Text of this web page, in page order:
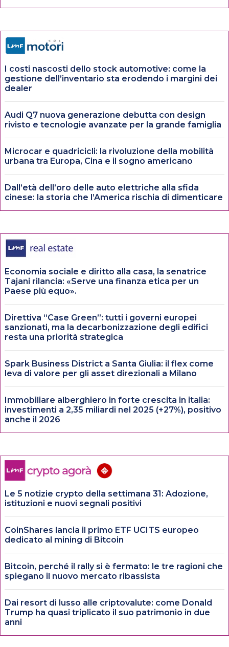
I costi nascosti dello stock automotive: come la
gestione dell’inventario sta erodendo i margini dei
dealer
Audi Q7 nuova generazione debutta con design
rivisto e tecnologie avanzate per la grande famiglia
Microcar e quadricicli: la rivoluzione della mobilità
urbana tra Europa, Cina e il sogno americano
Dall’età dell’oro delle auto elettriche alla sfida
cinese: la storia che l’America rischia di dimenticare
Economia sociale e diritto alla casa, la senatrice
Tajani rilancia: «Serve una finanza etica per un
Paese più equo».
Direttiva “Case Green”: tutti i governi europei
sanzionati, ma la decarbonizzazione degli edifici
resta una priorità strategica
Spark Business District a Santa Giulia: il flex come
leva di valore per gli asset direzionali a Milano
Immobiliare alberghiero in forte crescita in italia:
investimenti a 2,35 miliardi nel 2025 (+27%), positivo
anche il 2026
Le 5 notizie crypto della settimana 31: Adozione,
istituzioni e nuovi segnali positivi
CoinShares lancia il primo ETF UCITS europeo
dedicato al mining di Bitcoin
Bitcoin, perché il rally si è fermato: le tre ragioni che
spiegano il nuovo mercato ribassista
Dai resort di lusso alle criptovalute: come Donald
Trump ha quasi triplicato il suo patrimonio in due
anni